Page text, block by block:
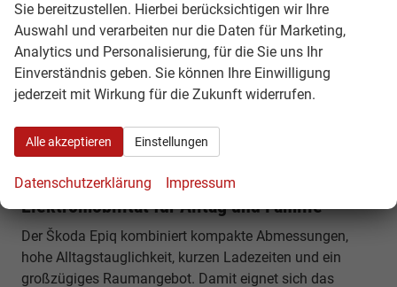
Warum ein Škoda Epiq EU Reimport
günstiger ist
Innerhalb Europas unterscheiden sich Fahrzeugpreise je
nach Markt, Ausstattung und Verfügbarkeit. Durch einen
profitieren – mit identischer Fahrzeugqualität und
Elektromobilität für Alltag und Familie
Der Škoda Epiq kombiniert kompakte Abmessungen,
hohe Alltagstauglichkeit, kurzen Ladezeiten und ein
großzügiges Raumangebot. Damit eignet sich das
Sie bereitzustellen. Hierbei berücksichtigen wir Ihre
Auswahl und verarbeiten nur die Daten für Marketing,
Analytics und Personalisierung, für die Sie uns Ihr
Einverständnis geben. Sie können Ihre Einwilligung
jederzeit mit Wirkung für die Zukunft widerrufen.
Alle akzeptieren Einstellungen
Datenschutzerklärung Impressum